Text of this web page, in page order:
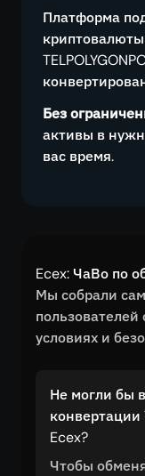
Платформа
Без
активы в
вас время.
Ecex: ЧаВо по
Мы собрали
пользователей
условиях и
Не могли бы
конвертации
Ecex?
Чтобы